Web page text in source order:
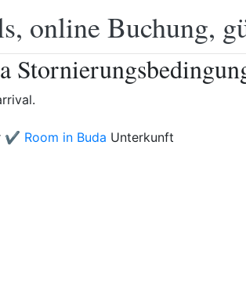
online Buchung,
✔️ Room in Buda Unterkunft